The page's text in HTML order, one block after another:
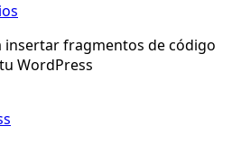
fragmentos de código
WordPress